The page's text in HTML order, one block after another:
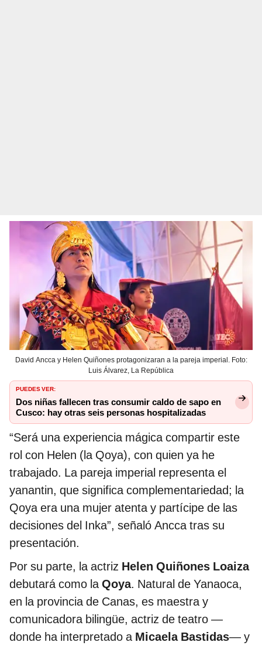
David Ancca y Helen Quiñones protagonizaran a la pareja imperial. Foto:
Luis Álvarez, La República
PUEDES VER:
Dos niñas fallecen tras consumir caldo de sapo en
Cusco: hay otras seis personas hospitalizadas
“Será una experiencia mágica compartir este
rol con Helen (la Qoya), con quien ya he
trabajado. La pareja imperial representa el
yanantin, que significa complementariedad; la
Qoya era una mujer atenta y partícipe de las
decisiones del Inka”, señaló Ancca tras su
presentación.
Por su parte, la actriz Helen Quiñones Loaiza
debutará como laQoya. Natural de Yanaoca,
en la provincia de Canas, es maestra y
comunicadora bilingüe, actriz de teatro —
donde ha interpretado a Micaela Bastidas— y